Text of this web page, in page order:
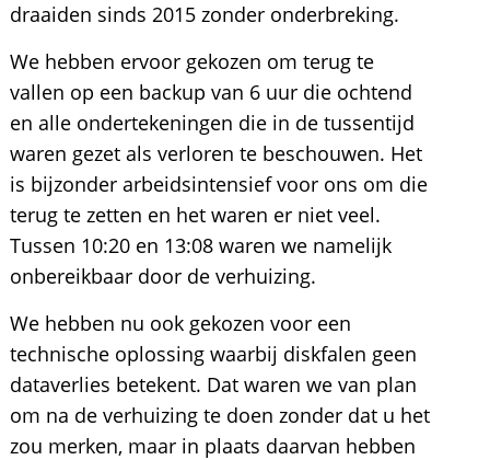
draaiden sinds 2015 zonder onderbreking.
We hebben ervoor gekozen om terug te
vallen op een backup van 6 uur die ochtend
en alle ondertekeningen die in de tussentijd
waren gezet als verloren te beschouwen. Het
is bijzonder arbeidsintensief voor ons om die
terug te zetten en het waren er niet veel.
Tussen 10:20 en 13:08 waren we namelijk
onbereikbaar door de verhuizing.
We hebben nu ook gekozen voor een
technische oplossing waarbij diskfalen geen
dataverlies betekent. Dat waren we van plan
om na de verhuizing te doen zonder dat u het
zou merken, maar in plaats daarvan hebben